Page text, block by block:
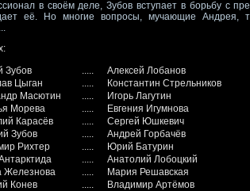
в своём деле, Зубов вступает в борьбу с
её. Но многие вопросы, мучающие Андрея,
Зубов
.....
Алексей Лобанов
Цыган
.....
Константин Стрельников
Масютин
.....
Игорь Лагутин
Морева
.....
Евгения Игумнова
Карасёв
.....
Сергей Юшкевич
Зубов
.....
Андрей Горбачёв
Рихтер
.....
Юрий Батурин
.....
Анатолий Лобоцкий
Железнова
.....
Мария Решавская
Конев
.....
Владимир Артёмов